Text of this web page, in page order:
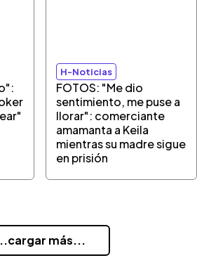
H-Noticias
FOTOS: "Me dio
sentimiento, me puse a
llorar": comerciante
amamanta a Keila
mientras su madre sigue
en prisión
más...